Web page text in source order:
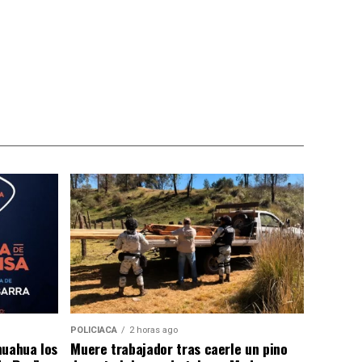
los
POLICIACA 2 horas ago
Muere trabajador tras caerle un pino